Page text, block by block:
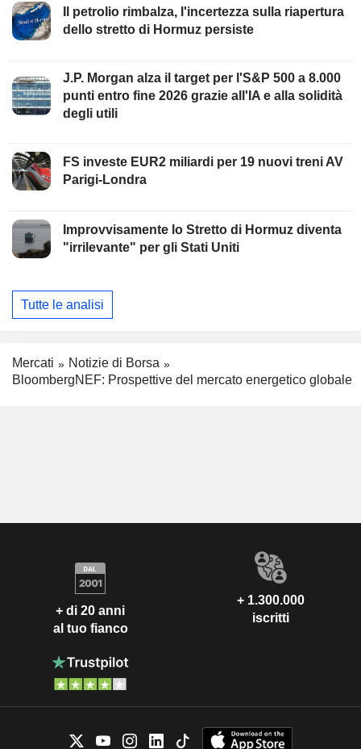
Il petrolio rimbalza, l'incertezza sulla riapertura
dello stretto di Hormuz persiste
J.P. Morgan alza il target per l'S&P 500 a 8.000
punti entro fine 2026 grazie all'IA e alla solidità
degli utili
FS investe EUR2 miliardi per 19 nuovi treni AV
Parigi-Londra
Improvvisamente lo Stretto di Hormuz diventa
"irrilevante" per gli Stati Uniti
Tutte le analisi
Mercati
Notizie di Borsa
BloombergNEF: Prospettive del mercato energetico globale
+ di 20 anni
al tuo fianco
+ 1.300.000
iscritti